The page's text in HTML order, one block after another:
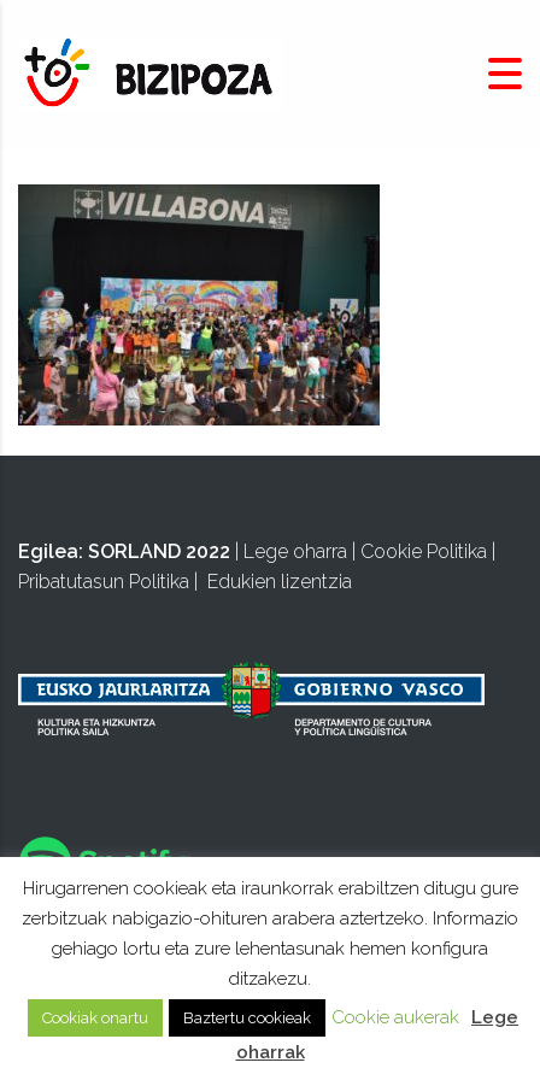
Egilea: SORLAND 2022 Lege oharra Cookie Politika
Pribatutasun Politika
Edukien lizentzia
Hirugarrenen cookieak eta iraunkorrak erabiltzen ditugu gure
zerbitzuak nabigazio-ohituren arabera aztertzeko. Informazio
gehiago lortu eta zure lehentasunak hemen konfigura
ditzakezu.
Cookiak onartu Baztertu cookieak Cookie aukerak
Lege
oharrak